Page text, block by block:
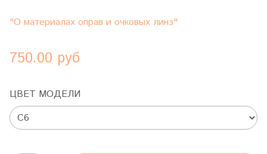
"О материалах оправ и очковых линз"
750.00 руб
ЦВЕТ МОДЕЛИ